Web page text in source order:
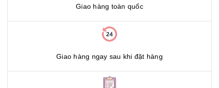
Giao hàng toàn quốc
Giao hàng ngay sau khi đặt hàng